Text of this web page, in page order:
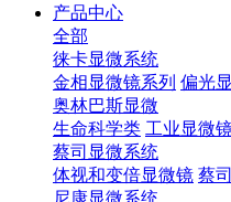
产品中心
全部
徕卡显微系统
金相显微镜系列 偏光
奥林巴斯显微
生命科学类 工业显微
蔡司显微系统
体视和变倍显微镜 蔡
尼康显微系统